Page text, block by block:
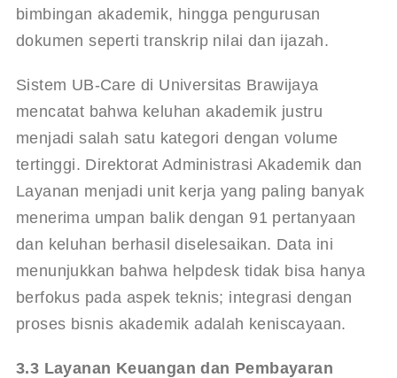
bimbingan akademik, hingga pengurusan
dokumen seperti transkrip nilai dan ijazah.
Sistem UB-Care di Universitas Brawijaya
mencatat bahwa keluhan akademik justru
menjadi salah satu kategori dengan volume
tertinggi. Direktorat Administrasi Akademik dan
Layanan menjadi unit kerja yang paling banyak
menerima umpan balik dengan 91 pertanyaan
dan keluhan berhasil diselesaikan. Data ini
menunjukkan bahwa helpdesk tidak bisa hanya
berfokus pada aspek teknis; integrasi dengan
proses bisnis akademik adalah keniscayaan.
3.3 Layanan Keuangan dan Pembayaran